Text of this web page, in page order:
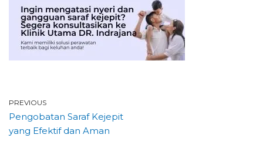
PREVIOUS
Pengobatan Saraf Kejepit
yang Efektif dan Aman